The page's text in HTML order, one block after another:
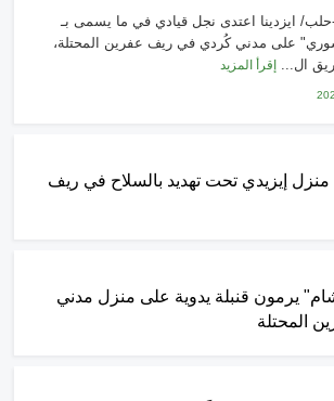
ايزدينا اعتدى نجل قيادي في ما يسمى بـ
على مدني كُردي في ريف عفرين المحتلة،
ال...
إقرأ المزيد
إيزيدي تحت تهديد بالسلاح في ريف
يرمون قنبلة يدوية على منزل مدني
المحتلة